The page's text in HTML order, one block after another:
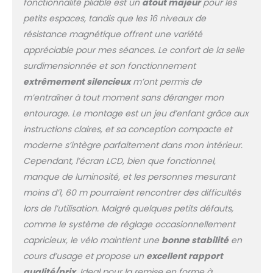
【Selle
Améliorée】Conception
de vélos d'exercice
Micyox avec un grand
coussin de siège (taille
29 x 20 x 6 cm). Vous
ne vous sentirez pas
mal à l'aise pendant la
longue période de
pratique. 【Résistance
La résistance
magnétique vous
permet d'ajuster le
niveau de résistance
rapidement et
facilement avec juste
un bouton de
résistance micro-
réglable; Cela signifie
petits espaces, tandis que les 16 niveaux de
résistance magnétique offrent une variété
appréciable pour mes séances. Le confort de la selle
surdimensionnée et son fonctionnement
extrêmement silencieuxm’ont permis de
m’entraîner à tout moment sans déranger mon
entourage. Le montage est un jeu d’enfant grâce aux
instructions claires, et sa conception compacte et
moderne s’intègre parfaitement dans mon intérieur.
Cependant, l’écran LCD, bien que fonctionnel,
manque de luminosité, et les personnes mesurant
moins d’1, 60 m pourraient rencontrer des difficultés
lors de l’utilisation. Malgré quelques petits défauts,
comme le système de réglage occasionnellement
capricieux, le vélo maintient une bonne stabilitéen
cours d’usage et propose un excellent rapport